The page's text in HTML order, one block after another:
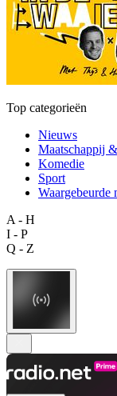
Top categorieën
Nieuws
Maatschappij
Komedie
Sport
Waargebeurde
A - H
I - P
Q - Z